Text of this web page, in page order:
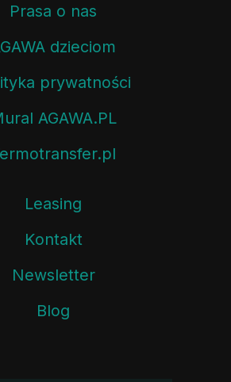
Prasa o nas
dzieciom
prywatności
AGAWA.PL
Leasing
Kontakt
Newsletter
Blog